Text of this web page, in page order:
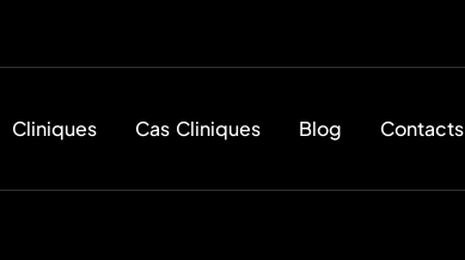
Cliniques Cas Cliniques Blog Contacts